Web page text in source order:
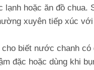
lạnh hoặc ăn đồ
xuyên tiếp xúc
biết nước chanh
đặc hoặc dùng khi